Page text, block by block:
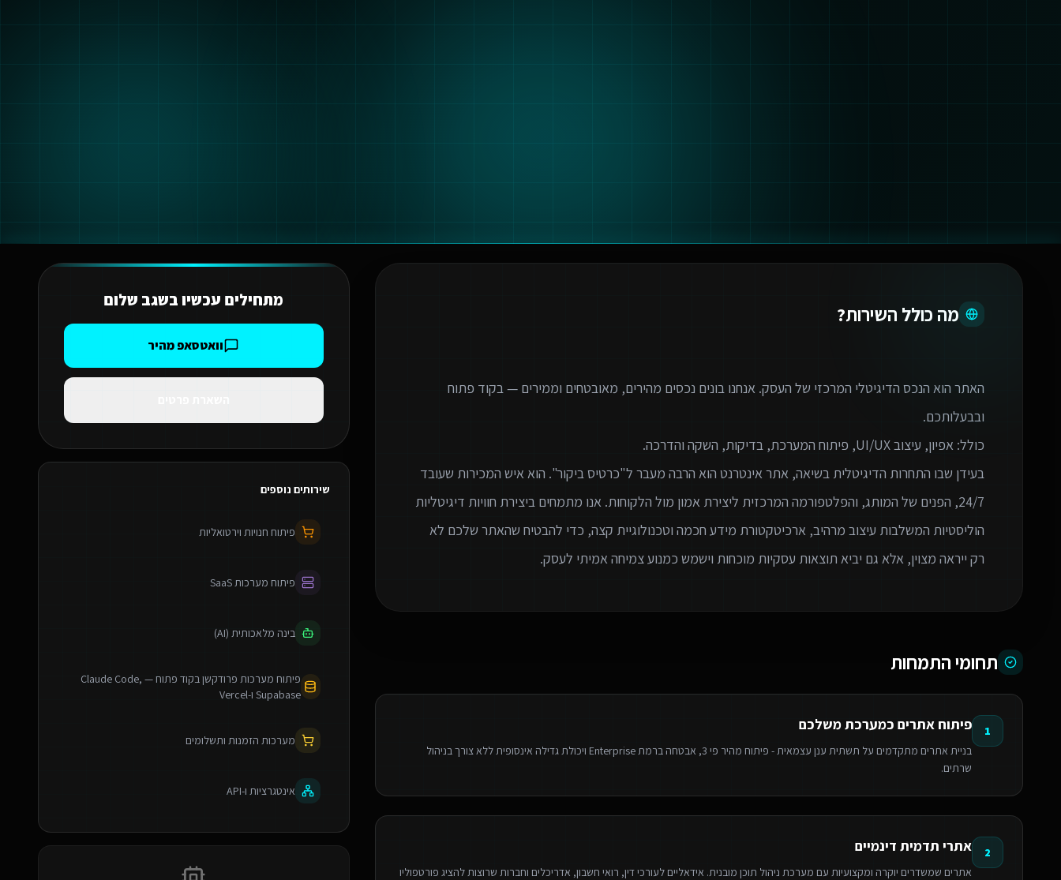
מה כולל השירות?
האתר הוא הנכס הדיגיטלי המרכזי של העסק. אנחנו בונים נכסים מהירים, מאובטחים וממירים — בקוד פתוח
בעידן שבו התחרות הדיגיטלית בשיאה, אתר אינטרנט הוא הרבה מעבר ל"כרטיס ביקור". הוא איש המכירות שעובד
24/7, הפנים של המותג, והפלטפורמה המרכזית ליצירת אמון מול הלקוחות. אנו מתמחים ביצירת חוויות דיגיטליות
הוליסטיות המשלבות עיצוב מרהיב, ארכיטקטורת מידע חכמה וטכנולוגיית קצה, כדי להבטיח שהאתר שלכם לא
רק ייראה מצוין, אלא גם יביא תוצאות עסקיות מוכחות וישמש כמנוע צמיחה אמיתי לעסק.
תחומי התמחות
1 פיתוח אתרים כמערכת משלכם
בניית אתרים מתקדמים על תשתית ענן עצמאית - פיתוח מהיר פי 3, אבטחה ברמת Enterprise ויכולת גדילה אינסופית ללא צורך בניהול
שרתים.
2 אתרי תדמית דינמיים
אתרים שמשדרים יוקרה ומקצועיות עם מערכת ניהול תוכן מובנית. אידאליים לעורכי דין, רואי חשבון, אדריכלים וחברות שרוצות להציג פורטפוליו
מתחילים עכשיו בשגב שלום
וואטסאפ מהיר
שירותים נוספים
פיתוח חנויות וירטואליות
פיתוח מערכות SaaS
בינה מלאכותית (AI)
פיתוח מערכות פרודקשן בקוד פתוח — Claude Code,
Supabase ו-Vercel
מערכות הזמנות ותשלומים
אינטגרציות ו-API